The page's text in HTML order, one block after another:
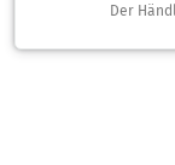
Der